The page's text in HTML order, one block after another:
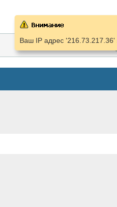
Ваш IP адрес '216.73.217.36'